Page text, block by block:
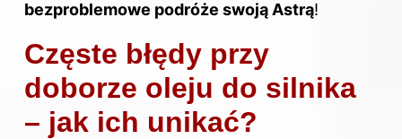
bezproblemowe podróże swoją Astrą!
Częste błędy przy
doborze oleju do silnika
– jak ich unikać?